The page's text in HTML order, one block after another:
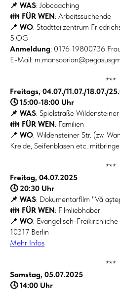
📌 WAS: Jobcoaching
👪 FÜR WEN: Arbeitssuchende
📍 WO: Stadtteilzentrum
5.OG
Anmeldung: 0176 19800736
E-Mail:
***
Freitags, 04.07./11.07./18.07./
🕓 15:00-18:00 Uhr
📌 WAS: Spielstraße
👪 FÜR WEN: Familien
📍 WO: Wildensteiner Str. (zw.
Kreide, Seifenblasen etc.
***
Freitag, 04.07.2025
🕓 20:30 Uhr
📌 WAS: Dokumentarfilm "Vă
👪 FÜR WEN: Filmliebhaber
📍 WO: Evangelisch-
10317 Berlin
Mehr Infos
***
Samstag, 05.07.2025
🕓 14:00 Uhr